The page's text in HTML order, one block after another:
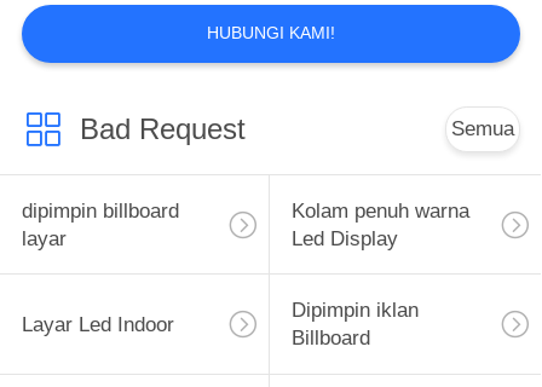
HUBUNGI KAMI!
Bad Request Semua
dipimpin billboard
layar
Kolam penuh warna
Led Display
Layar Led Indoor
Dipimpin iklan
Billboard